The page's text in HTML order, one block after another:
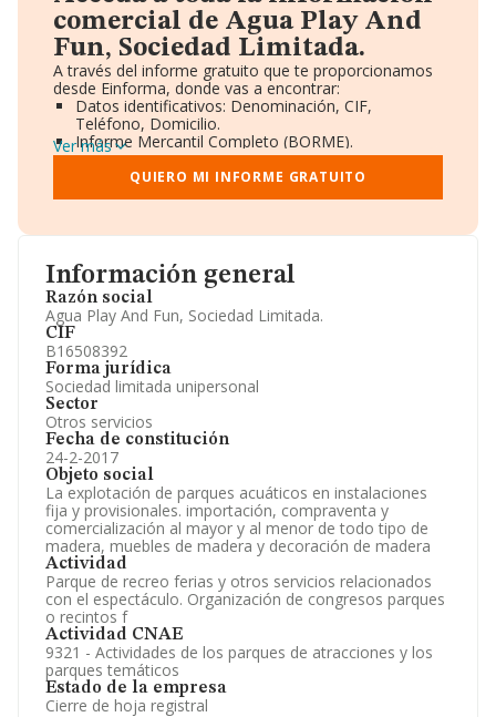
Información general
Razón social
Agua Play And Fun, Sociedad Limitada.
CIF
B16508392
Forma jurídica
Sociedad limitada unipersonal
Sector
Otros servicios
Fecha de constitución
24-2-2017
Objeto social
La explotación de parques acuáticos en instalaciones
fija y provisionales. importación, compraventa y
comercialización al mayor y al menor de todo tipo de
madera, muebles de madera y decoración de madera
Actividad
Parque de recreo ferias y otros servicios relacionados
con el espectáculo. Organización de congresos parques
o recintos f
Actividad CNAE
9321 - Actividades de los parques de atracciones y los
parques temáticos
Estado de la empresa
Cierre de hoja registral
comercial de Agua Play And
Fun, Sociedad Limitada.
A través del informe gratuito que te proporcionamos
desde Einforma, donde vas a encontrar:
Datos identificativos: Denominación, CIF,
Teléfono, Domicilio.
Informe Mercantil Completo (BORME).
Gráficos de Evolución Ventas y Empleados.
Consejo de Administración y Administradores.
Directivos y Ejecutivos.
Información oficial y registral complementaria.
Ver más
QUIERO MI INFORME GRATUITO